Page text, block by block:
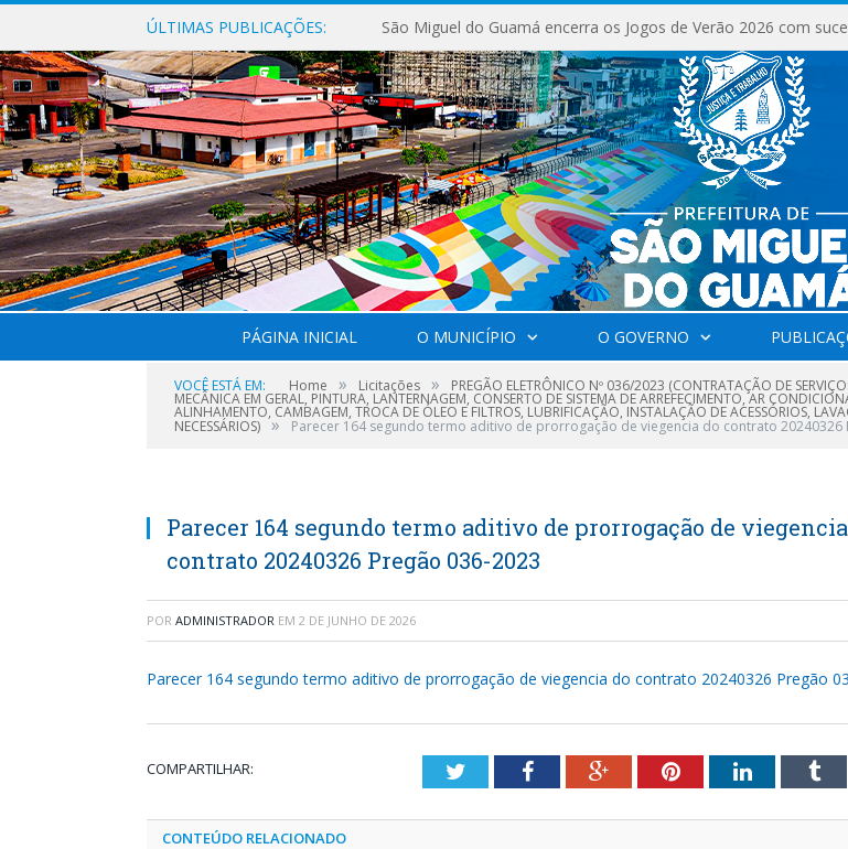
ÚLTIMAS PUBLICAÇÕES:
PÁGINA INICIAL O MUNICÍPIO O GOVERNO
VOCÊ ESTÁ EM: Home » Licitações » PREGÃO ELETRÔNICO Nº 036/2023 (CONTRATAÇÃO DE
MECÂNICA EM GERAL, PINTURA, LANTERNAGEM, CONSERTO DE SISTEMA DE ARREFECIMENTO, AR
ALINHAMENTO, CAMBAGEM, TROCA DE ÓLEO E FILTROS, LUBRIFICAÇÃO, INSTALAÇÃO DE ACESSÓRIOS,
NECESSÁRIOS) » Parecer 164 segundo termo aditivo de prorrogação de viegencia do contrato 20240326
Parecer 164 segundo termo aditivo de prorrogação de
contrato 20240326 Pregão 036-2023
POR ADMINISTRADOR EM 2 DE JUNHO DE 2026
Parecer 164 segundo termo aditivo de prorrogação de viegencia do contrato 20240326 Pregão
COMPARTILHAR: TwitterFacebookGoogle+PinterestLinkedIn
CONTEÚDO RELACIONADO